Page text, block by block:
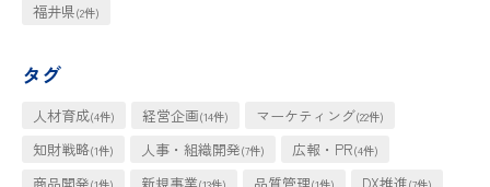
福井県(2件)
タグ
人材育成(4件) 経営企画(14件) マーケティング(22件)
知財戦略(1件) 人事・組織開発(7件) 広報・PR(4件)